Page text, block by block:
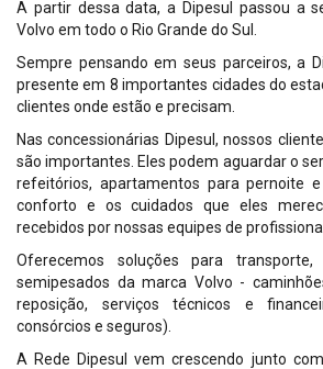
A partir dessa data, a Dipesul passou a
Volvo em todo o Rio Grande do Sul.
Sempre pensando em seus parceiros, a
presente em 8 importantes cidades do
clientes onde estão e precisam.
Nas concessionárias Dipesul, nossos
são importantes. Eles podem aguardar o
refeitórios, apartamentos para pernoite
conforto e os cuidados que eles
recebidos por nossas equipes de
Oferecemos soluções para
semipesados da marca Volvo -
reposição, serviços técnicos e
consórcios e seguros).
A Rede Dipesul vem crescendo junto